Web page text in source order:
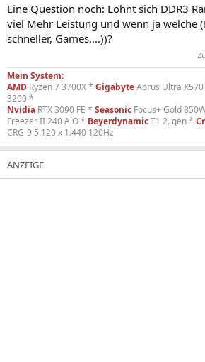
Eine Question noch: Lohnt sich DDR3
viel Mehr Leistung und wenn ja welche
schneller, Games....))?
Mein System:
AMD Ryzen 7 3700X * GigabyteAorus Ultra
3200 *
Nvidia RTX 3090 FE * Seasonic Focus+ Gold
Freezer II 240 AiO * BeyerdynamicT1 2. gen *
CRG-9 5.120 x 1.440 120Hz